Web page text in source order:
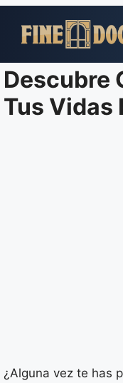
para
conteúdo
Descubre
Tus Vidas
¿Alguna vez te has